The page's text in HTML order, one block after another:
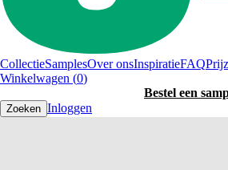
CollectieSamplesOver onsInspiratieFAQ
Winkelwagen (0)
Bestel een
Zoeken Inloggen